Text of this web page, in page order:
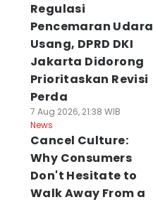
Regulasi
Pencemaran Udara
Usang, DPRD DKI
Jakarta Didorong
Prioritaskan Revisi
Perda
7 Aug 2026, 21:38 WIB
News
Cancel Culture:
Why Consumers
Don't Hesitate to
Walk Away From a